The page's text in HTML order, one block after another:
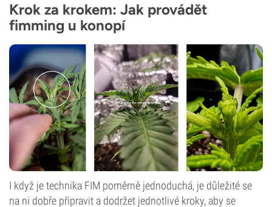
Krok za krokem: Jak provádět
fimming u konopí
I když je technika FIM poměrně jednoduchá, je důležité se
na ni dobře připravit a dodržet jednotlivé kroky, aby se